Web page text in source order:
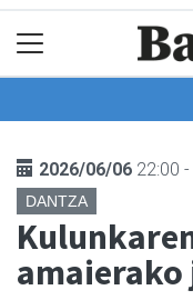
2026/06/06 22:00
DANTZA